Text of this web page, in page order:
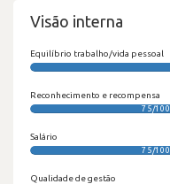
Visão interna
Equilíbrio trabalho/vida pessoal
Reconhecimento e recompensa
75/100
Salário
75/100
Qualidade de gestão